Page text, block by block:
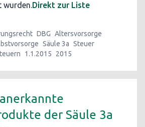
wurden.Direkt zur Liste
DBG Altersvorsorge
Säule 3a Steuer
1.1.2015 2015
der Säule 3a